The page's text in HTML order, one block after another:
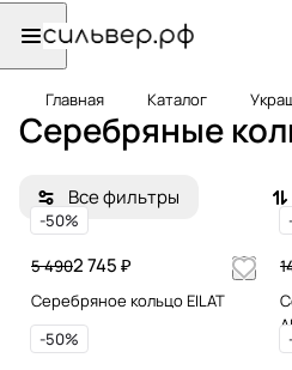
Главная Каталог
Серебряные
Все фильтры
-50%
2 745 ₽
5 490
Серебряное кольцо EILAT
-50%